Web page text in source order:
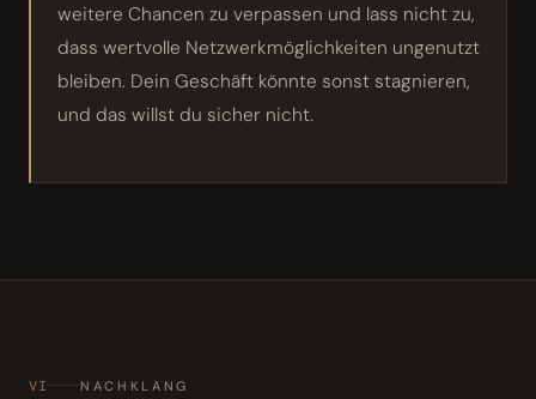
weitere Chancen zu verpassen und lass nicht zu,
dass wertvolle Netzwerkmöglichkeiten ungenutzt
bleiben. Dein Geschäft könnte sonst stagnieren,
und das willst du sicher nicht.
VI NACHKLANG